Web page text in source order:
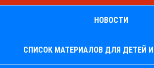
НОВОСТИ
СПИСОК МАТЕРИАЛОВ ДЛЯ ДЕТЕЙ